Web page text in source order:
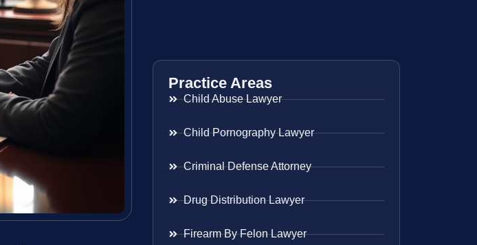
Practice Areas
Child Abuse Lawyer
Child Pornography Lawyer
Criminal Defense Attorney
Drug Distribution Lawyer
Firearm By Felon Lawyer